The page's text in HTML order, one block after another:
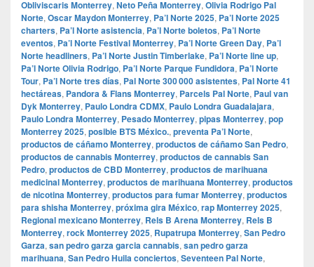
Obliviscaris Monterrey, Neto Peña Monterrey, Olivia Rodrigo Pal
Norte, Oscar Maydon Monterrey, Pa’l Norte 2025, Pa’l Norte 2025
charters, Pa’l Norte asistencia, Pa’l Norte boletos, Pa’l Norte
eventos, Pa’l Norte Festival Monterrey, Pa’l Norte Green Day, Pa’l
Norte headliners, Pa’l Norte Justin Timberlake, Pa’l Norte line up,
Pa’l Norte Olivia Rodrigo, Pa’l Norte Parque Fundidora, Pa’l Norte
Tour, Pa’l Norte tres días, Pal Norte 300 000 asistentes, Pal Norte 41
hectáreas, Pandora & Flans Monterrey, Parcels Pal Norte, Paul van
Dyk Monterrey, Paulo Londra CDMX, Paulo Londra Guadalajara,
Paulo Londra Monterrey, Pesado Monterrey, pipas Monterrey, pop
Monterrey 2025, posible BTS México., preventa Pa’l Norte,
productos de cáñamo Monterrey, productos de cáñamo San Pedro,
productos de cannabis Monterrey, productos de cannabis San
Pedro, productos de CBD Monterrey, productos de marihuana
medicinal Monterrey, productos de marihuana Monterrey, productos
de nicotina Monterrey, productos para fumar Monterrey, productos
para shisha Monterrey, próxima gira México, rap Monterrey 2025,
Regional mexicano Monterrey, Rels B Arena Monterrey, Rels B
Monterrey, rock Monterrey 2025, Rupatrupa Monterrey, San Pedro
Garza, san pedro garza garcia cannabis, san pedro garza
marihuana, San Pedro Huila conciertos, Seventeen Pal Norte,